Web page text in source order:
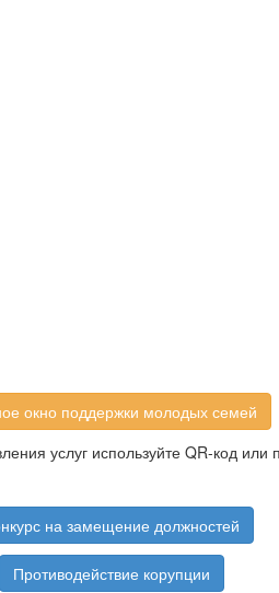
окно поддержки молодых семей
услуг используйте QR-код
на замещение должностей
Противодействие корупции